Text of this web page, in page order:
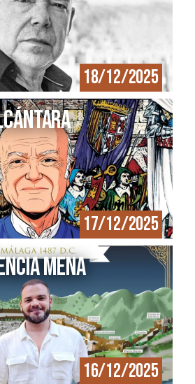
18/12/2025
17/12/2025
MENA
16/12/2025